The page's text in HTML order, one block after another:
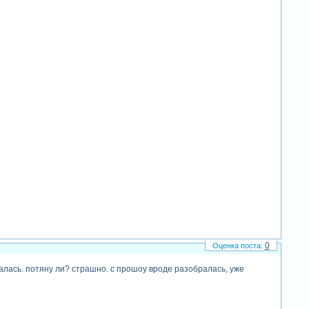
потяну ли? страшно. с прошоу вроде разобралась, уже
0